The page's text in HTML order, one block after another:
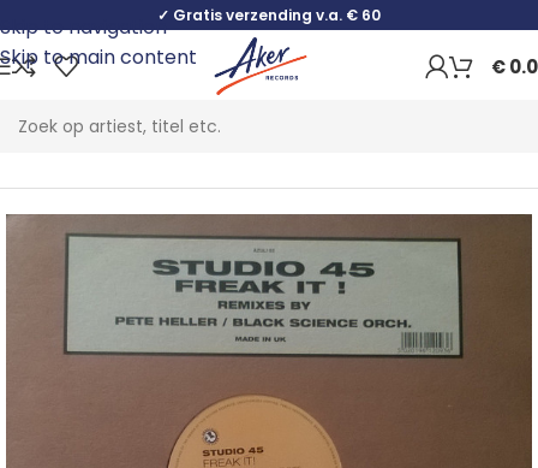
Skip to navigation
Skip to main content
✓ Gratis verzending v.a. € 60
€
Home Electronic